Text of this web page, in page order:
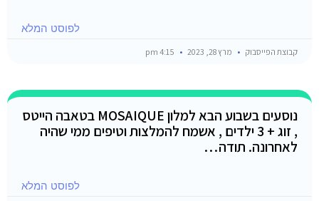
לפוסט המלא
קבוצת הפייסבוק מרץ 28, 2023
נוסעים בשבוע הבא למלון MOSAIQUE בטאבה הייטס
, זוג + 3 ילדים , אשמח להמלצות וטיפים ממי שהיה
לאחרונה. תודה…
לפוסט המלא